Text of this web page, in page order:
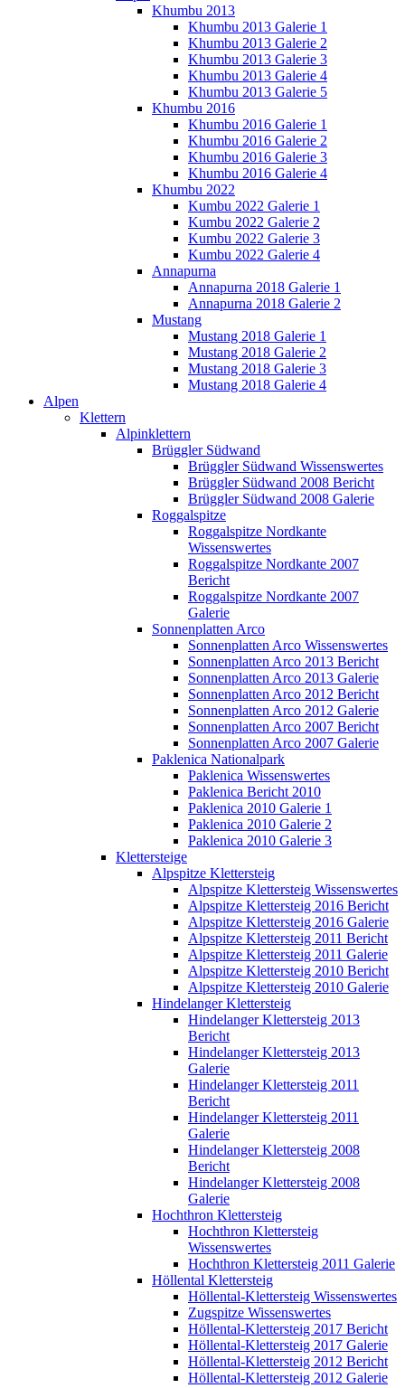
Khumbu 2013
Khumbu 2013 Galerie 1
Khumbu 2013 Galerie 2
Khumbu 2013 Galerie 3
Khumbu 2013 Galerie 4
Khumbu 2013 Galerie 5
Khumbu 2016
Khumbu 2016 Galerie 1
Khumbu 2016 Galerie 2
Khumbu 2016 Galerie 3
Khumbu 2016 Galerie 4
Khumbu 2022
Kumbu 2022 Galerie 1
Kumbu 2022 Galerie 2
Kumbu 2022 Galerie 3
Kumbu 2022 Galerie 4
Annapurna
Annapurna 2018 Galerie 1
Annapurna 2018 Galerie 2
Mustang
Mustang 2018 Galerie 1
Mustang 2018 Galerie 2
Mustang 2018 Galerie 3
Mustang 2018 Galerie 4
Alpen
Klettern
Alpinklettern
Brüggler Südwand
Brüggler Südwand Wissenswertes
Brüggler Südwand 2008 Bericht
Brüggler Südwand 2008 Galerie
Roggalspitze
Roggalspitze Nordkante
Wissenswertes
Roggalspitze Nordkante 2007
Bericht
Roggalspitze Nordkante 2007
Galerie
Sonnenplatten Arco
Sonnenplatten Arco Wissenswertes
Sonnenplatten Arco 2013 Bericht
Sonnenplatten Arco 2013 Galerie
Sonnenplatten Arco 2012 Bericht
Sonnenplatten Arco 2012 Galerie
Sonnenplatten Arco 2007 Bericht
Sonnenplatten Arco 2007 Galerie
Paklenica Nationalpark
Paklenica Wissenswertes
Paklenica Bericht 2010
Paklenica 2010 Galerie 1
Paklenica 2010 Galerie 2
Paklenica 2010 Galerie 3
Klettersteige
Alpspitze Klettersteig
Alpspitze Klettersteig Wissenswertes
Alpspitze Klettersteig 2016 Bericht
Alpspitze Klettersteig 2016 Galerie
Alpspitze Klettersteig 2011 Bericht
Alpspitze Klettersteig 2011 Galerie
Alpspitze Klettersteig 2010 Bericht
Alpspitze Klettersteig 2010 Galerie
Hindelanger Klettersteig
Hindelanger Klettersteig 2013
Bericht
Hindelanger Klettersteig 2013
Galerie
Hindelanger Klettersteig 2011
Bericht
Hindelanger Klettersteig 2011
Galerie
Hindelanger Klettersteig 2008
Bericht
Hindelanger Klettersteig 2008
Galerie
Hochthron Klettersteig
Hochthron Klettersteig
Wissenswertes
Hochthron Klettersteig 2011 Galerie
Höllental Klettersteig
Höllental-Klettersteig Wissenswertes
Zugspitze Wissenswertes
Höllental-Klettersteig 2017 Bericht
Höllental-Klettersteig 2017 Galerie
Höllental-Klettersteig 2012 Bericht
Höllental-Klettersteig 2012 Galerie